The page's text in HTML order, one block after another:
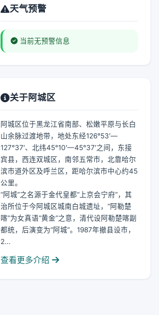
天气预警
当前无预警信息
关于阿城区
阿城区位于黑龙江省南部、松嫩平原与长白
山余脉过渡地带，地处东经126°53′—
127°37′、北纬45°10′—45°37′之间，东接
宾县，西连双城区，南邻五常市，北靠哈尔
滨市道外区及呼兰区，距哈尔滨市中心约45
公里。
“阿城”之名源于金代皇都“上京会宁府”，其
治所位于今阿城区城南白城遗址，“阿勒楚
喀”为女真语“黄金”之意，清代设阿勒楚喀副
都统，后演变为“阿城”。1987年撤县设市，
2...
查看更多介绍